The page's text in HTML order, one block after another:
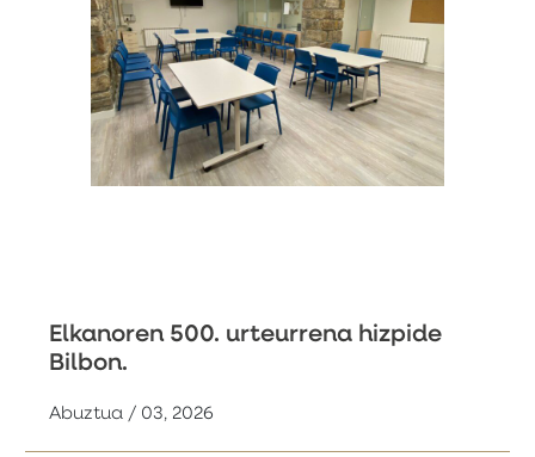
Elkanoren 500. urteurrena hizpide
Bilbon.
Abuztua / 03, 2026